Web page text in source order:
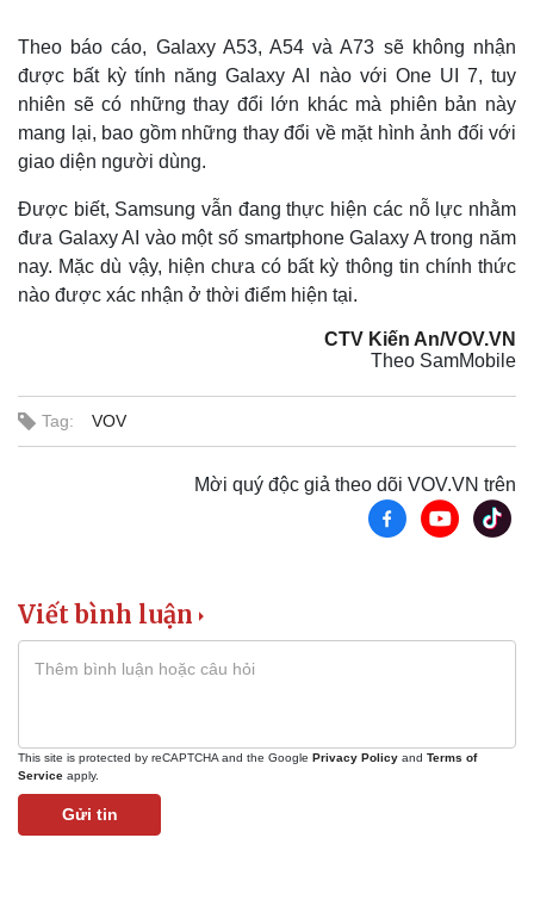
Thế giới
E-Magazine
Infographic
Theo báo cáo, Galaxy A53, A54 và A73 sẽ không nhận
được bất kỳ tính năng Galaxy AI nào với One UI 7, tuy
nhiên sẽ có những thay đổi lớn khác mà phiên bản này
mang lại, bao gồm những thay đổi về mặt hình ảnh đối với
giao diện người dùng.
Được biết, Samsung vẫn đang thực hiện các nỗ lực nhằm
đưa Galaxy AI vào một số smartphone Galaxy A trong năm
nay. Mặc dù vậy, hiện chưa có bất kỳ thông tin chính thức
nào được xác nhận ở thời điểm hiện tại.
CTV Kiến An/VOV.VN
Theo SamMobile
Tag: VOV
Mời quý độc giả theo dõi VOV.VN trên
Viết bình luận
This site is protected by reCAPTCHA and the Google Privacy Policy and Terms of
Service apply.
Gửi tin